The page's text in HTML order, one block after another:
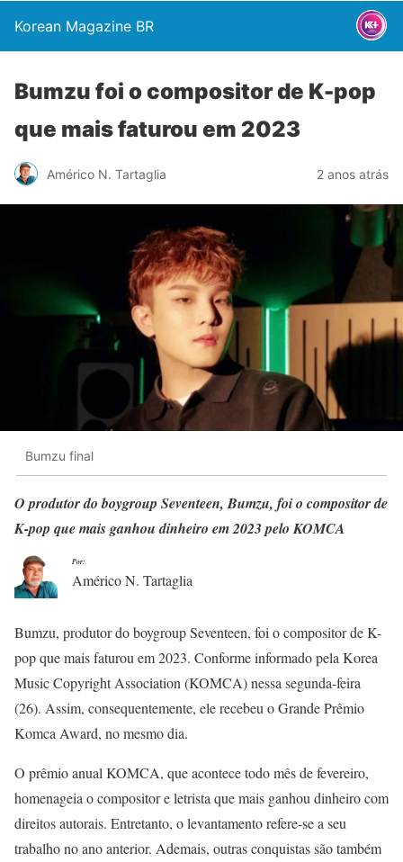
Korean Magazine BR
Bumzu foi o compositor de K-pop
que mais faturou em 2023
Américo N. Tartaglia 2 anos atrás
Bumzu final
O produtor do boygroup Seventeen, Bumzu, foi o compositor de
K-pop que mais ganhou dinheiro em 2023 pelo KOMCA
Por:
Américo N. Tartaglia
Bumzu, produtor do boygroup Seventeen, foi o compositor de K-
pop que mais faturou em 2023. Conforme informado pela Korea
Music Copyright Association (KOMCA) nessa segunda-feira
(26). Assim, consequentemente, ele recebeu o Grande Prêmio
Komca Award, no mesmo dia.
O prêmio anual KOMCA, que acontece todo mês de fevereiro,
homenageia o compositor e letrista que mais ganhou dinheiro com
direitos autorais. Entretanto, o levantamento refere-se a seu
trabalho no ano anterior. Ademais, outras conquistas são também